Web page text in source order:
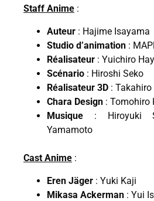
Staff Anime :
Auteur : Hajime Isayama
Studio d’animation :
Réalisateur : Yuichiro
Scénario : Hiroshi Seko
Réalisateur 3D : Takahiro
Chara Design : Tomohiro
Musique : Hiroyuki
Yamamoto
Cast Anime :
Eren Jäger : Yuki Kaji
Mikasa Ackerman : Yui